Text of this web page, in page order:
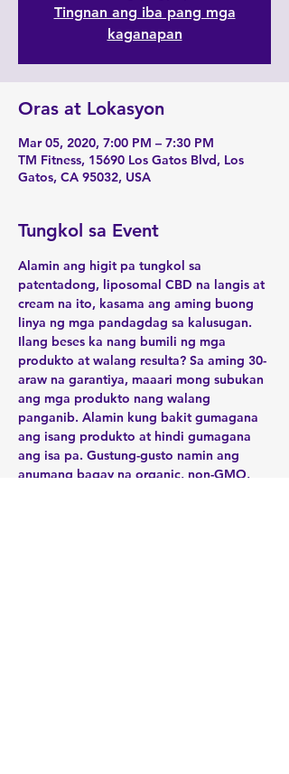
Tingnan ang iba pang mga
kaganapan
Oras at Lokasyon
Mar 05, 2020, 7:00 PM – 7:30 PM
TM Fitness, 15690 Los Gatos Blvd, Los
Gatos, CA 95032, USA
Tungkol sa Event
Alamin ang higit pa tungkol sa
patentadong, liposomal CBD na langis at
cream na ito, kasama ang aming buong
linya ng mga pandagdag sa kalusugan.
Ilang beses ka nang bumili ng mga
produkto at walang resulta? Sa aming 30-
araw na garantiya, maaari mong subukan
ang mga produkto nang walang
panganib. Alamin kung bakit gumagana
ang isang produkto at hindi gumagana
ang isa pa. Gustung-gusto namin ang
anumang bagay na organic, non-GMO,